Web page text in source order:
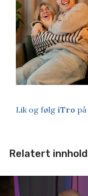
Lik og følg iTro på
Relatert innhold